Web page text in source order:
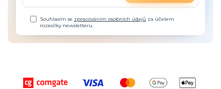
Souhlasím se zpracováním osobních údajů za účelem
rozesílky newsletteru.